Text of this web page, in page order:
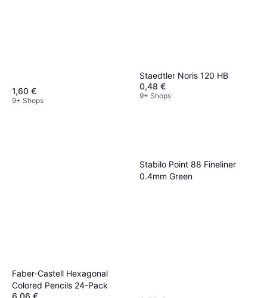
1,60 €
9+ Shops
Staedtler Noris 120 HB
0,48 €
9+ Shops
Faber-Castell Hexagonal
Colored Pencils 24-Pack
6,06 €
Stabilo Point 88 Fineliner
0.4mm Green